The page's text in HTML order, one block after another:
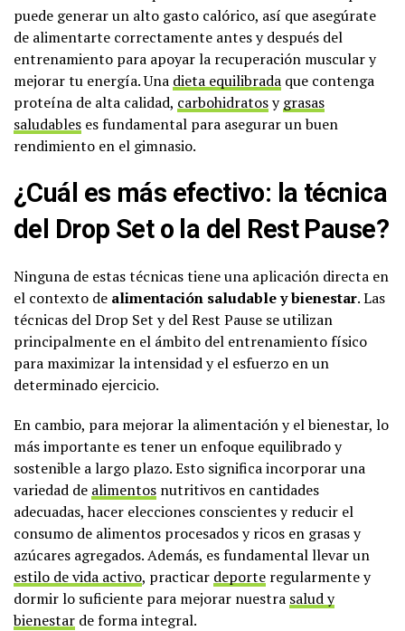
puede generar un alto gasto calórico, así que asegúrate
de alimentarte correctamente antes y después del
entrenamiento para apoyar la recuperación muscular y
mejorar tu energía. Una dieta equilibrada que contenga
proteína de alta calidad, carbohidratosygrasas
saludables es fundamental para asegurar un buen
rendimiento en el gimnasio.
¿Cuál es más efectivo: la técnica
del Drop Set o la del Rest Pause?
Ninguna de estas técnicas tiene una aplicación directa en
el contexto de alimentación saludable y bienestar. Las
técnicas del Drop Set y del Rest Pause se utilizan
principalmente en el ámbito del entrenamiento físico
para maximizar la intensidad y el esfuerzo en un
determinado ejercicio.
En cambio, para mejorar la alimentación y el bienestar, lo
más importante es tener un enfoque equilibrado y
sostenible a largo plazo. Esto significa incorporar una
variedad de alimentos nutritivos en cantidades
adecuadas, hacer elecciones conscientes y reducir el
consumo de alimentos procesados y ricos en grasas y
azúcares agregados. Además, es fundamental llevar un
estilo de vida activo, practicar deporte regularmente y
dormir lo suficiente para mejorar nuestra salud y
bienestar de forma integral.